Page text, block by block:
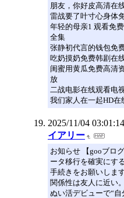
朋友，你好皮高清在
雷战要了叶寸心身体
年轻的母亲1 观看免
全集
张静初代言的钱包免
吃奶摸奶免费韩剧在
闺蜜用黄瓜免费高清
放
二战电影在线观看电
我们家人在一起HD在
2025/11/04 03:01:14
イアリー
お知らせ 【gooブロ
ータ移行を確実にす
手続きをお願いしま
関係性は友人に近い
ぬい活デビューで“